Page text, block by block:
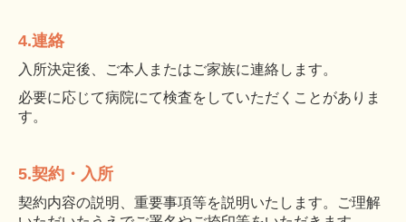
4.連絡
入所決定後、ご本人またはご家族に連絡します。
必要に応じて病院にて検査をしていただくことがありま
す。
5.契約・入所
契約内容の説明、重要事項等を説明いたします。ご理解